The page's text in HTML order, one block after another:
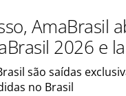
AmaBrasil
2026 e
são saídas
no Brasil